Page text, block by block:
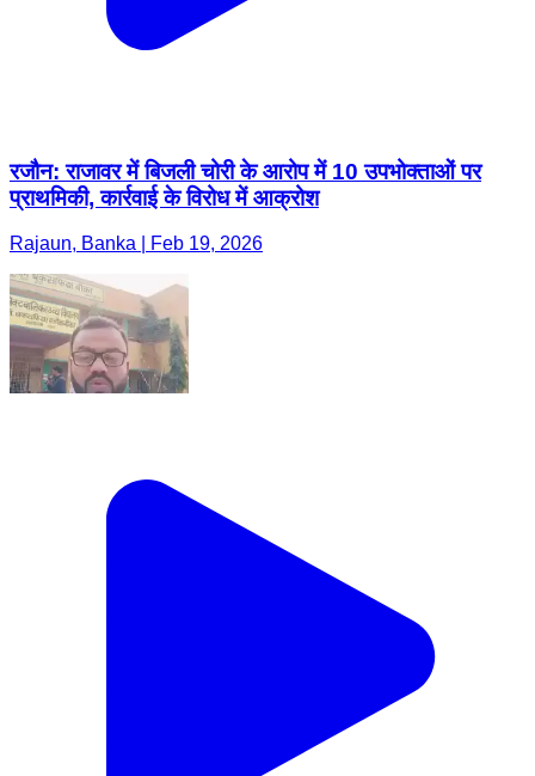
रजौन: राजावर में बिजली चोरी के आरोप में 10 उपभोक्ताओं पर
प्राथमिकी, कार्रवाई के विरोध में आक्रोश
Rajaun, Banka | Feb 19, 2026